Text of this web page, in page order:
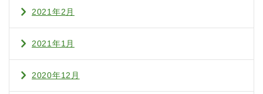
2021年2月
2021年1月
2020年12月